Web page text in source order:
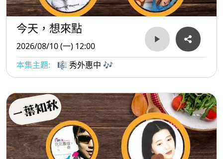
今天，想來點
2026/08/10 (一) 12:00
本集主題:
🎼 秀外惠中 🎶